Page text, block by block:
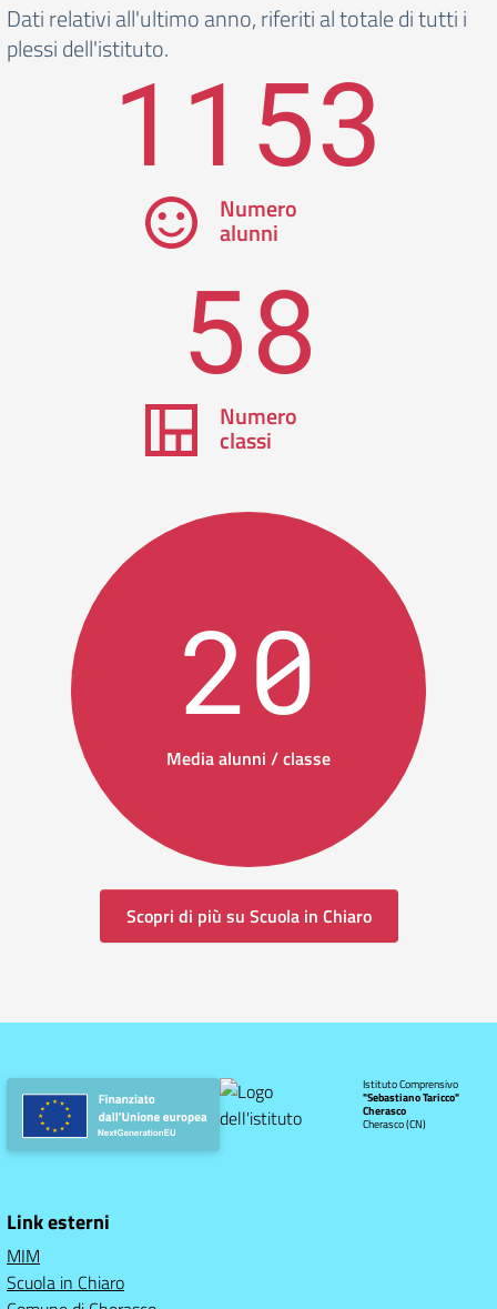
Dati relativi all'ultimo anno, riferiti al totale di tutti i
plessi dell'istituto.1153
Numero
alunni
58
Numero
classi
20
Media alunni / classe
Scopri di più su Scuola in Chiaro
Istituto Comprensivo
"Sebastiano Taricco"
Cherasco
Cherasco (CN)
Link esterni
MIM
Scuola in Chiaro